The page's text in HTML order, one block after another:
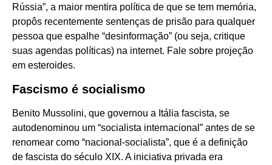
Rússia”, a maior mentira política de que se tem memória,
propôs recentemente sentenças de prisão para qualquer
pessoa que espalhe “desinformação” (ou seja, critique
suas agendas políticas) na internet. Fale sobre projeção
em esteroides.
Fascismo é socialismo
Benito Mussolini, que governou a Itália fascista, se
autodenominou um “socialista internacional” antes de se
renomear como “nacional-socialista”, que é a definição
de fascista do século XIX. A iniciativa privada era